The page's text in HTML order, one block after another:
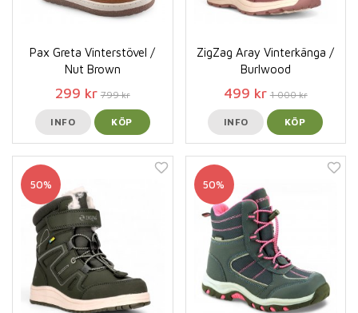
Pax Greta Vinterstövel /
Nut Brown
299 kr 799 kr
INFO KÖP
ZigZag Aray Vinterkänga /
Burlwood
499 kr 1 000 kr
INFO KÖP
50% 50%